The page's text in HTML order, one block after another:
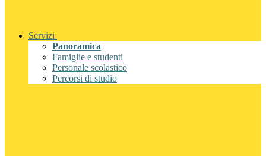
Servizi
Panoramica
Famiglie e studenti
Personale scolastico
Percorsi di studio